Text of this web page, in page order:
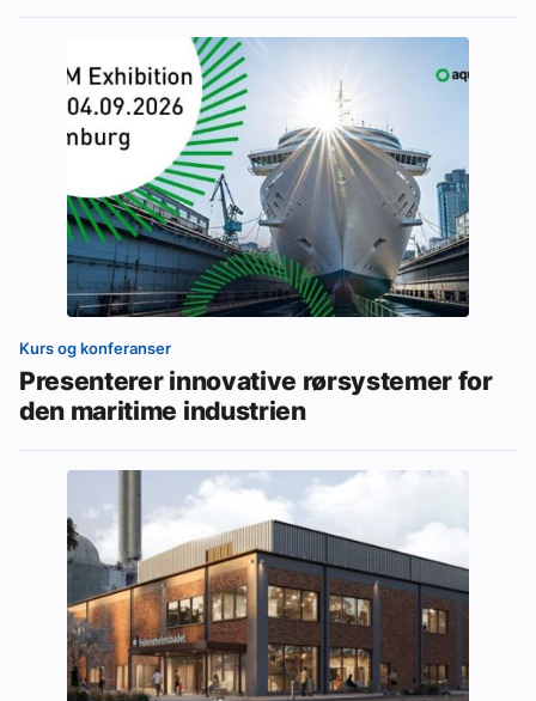
Kurs og konferanser
Presenterer innovative rørsystemer for
den maritime industrien